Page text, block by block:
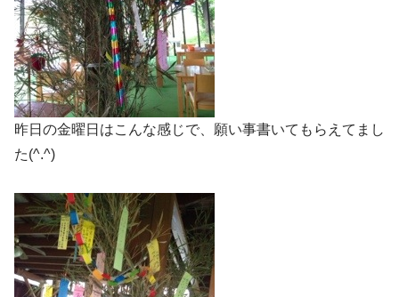
昨日の金曜日はこんな感じで、願い事書いてもらえてまし
た(^.^)